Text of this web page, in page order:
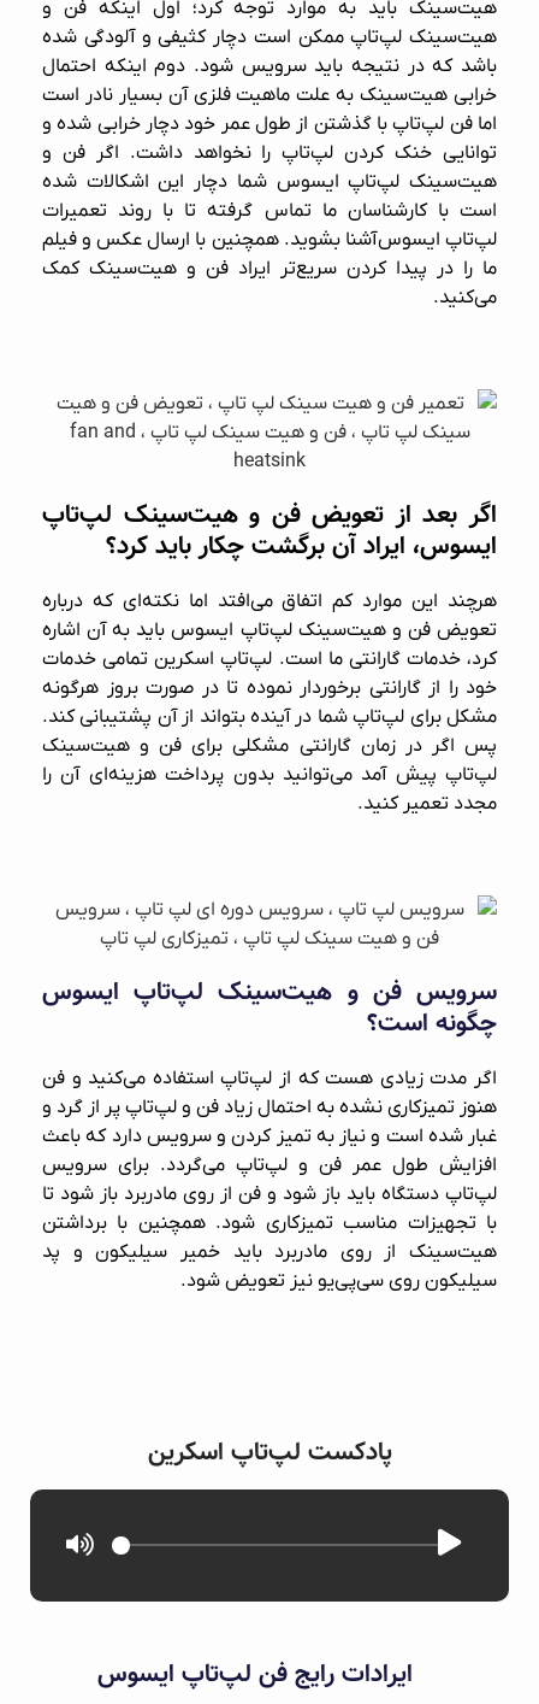
هیت‌سینک باید به موارد توجه کرد؛ اول اینکه فن و
هیت‌سینک لپ‌تاپ ممکن است دچار کثیفی و آلودگی شده
باشد که در نتیجه باید سرویس شود. دوم اینکه احتمال
خرابی هیت‌سینک به علت ماهیت فلزی آن بسیار نادر است
اما فن لپ‌تاپ با گذشتن از طول عمر خود دچار خرابی شده و
توانایی خنک کردن لپ‌تاپ را نخواهد داشت. اگر فن و
هیت‌سینک لپ‌تاپ ایسوس شما دچار این اشکالات شده
است با کارشناسان ما تماس گرفته تا با روند تعمیرات
لپ‌تاپ ایسوسآشنا بشوید. همچنین با ارسال عکس و فیلم
ما را در پیدا کردن سریع‌تر ایراد فن و هیت‌سینک کمک
می‌کنید.
اگر بعد از تعویض فن و هیت‌سینک لپ‌تاپ
ایسوس، ایراد آن برگشت چکار باید کرد؟
هرچند این موارد کم اتفاق می‌افتد اما نکته‌ای که درباره
تعویض فن و هیت‌سینک لپ‌تاپ ایسوس باید به آن اشاره
کرد، خدمات گارانتی ما است. لپ‌تاپ اسکرینتمامی خدمات
خود را از گارانتی برخوردار نموده تا در صورت بروز هرگونه
مشکل برای لپ‌تاپ شما در آینده بتواند از آن پشتیبانی کند.
پس اگر در زمان گارانتی مشکلی برای فن و هیت‌سینک
لپ‌تاپ پیش آمد می‌توانید بدون پرداخت هزینه‌ای آن را
مجدد تعمیر کنید.
سرویس فن و هیت‌سینک لپ‌تاپ ایسوس
چگونه است؟
اگر مدت زیادی هست که از لپ‌تاپ استفاده می‌کنید و فن
هنوز تمیزکاری نشده به احتمال زیاد فن و لپ‌تاپ پر از گرد و
غبار شده است و نیاز به تمیز کردن و سرویس دارد که باعث
افزایش طول عمر فن و لپ‌تاپ می‌گردد. برای سرویس
لپ‌تاپ دستگاه باید باز شود و فن از روی مادربرد باز شود تا
با تجهیزات مناسب تمیزکاری شود. همچنین با برداشتن
هیت‌سینک از روی مادربرد باید خمیر سیلیکون و پد
سیلیکون روی سی‌پی‌یو نیز تعویض شود.
پادکست لپ‌تاپ اسکرین
ایرادات رایج فن لپ‌تاپ ایسوس